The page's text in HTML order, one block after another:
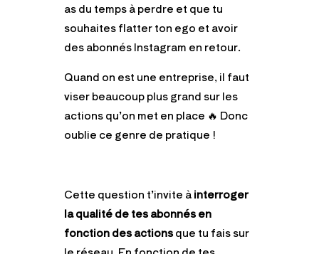
as du temps à perdre et que tu
souhaites flatter ton ego et avoir
des abonnés Instagram en retour.
Quand on est une entreprise, il faut
viser beaucoup plus grand sur les
actions qu’on met en place 🔥 Donc
oublie ce genre de pratique !
Cette question t’invite àinterroger
la qualité de tes abonnés en
fonction des actionsque tu fais sur